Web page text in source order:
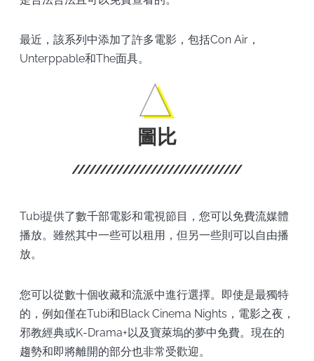
最近，該系列中添加了許多電影，包括Con Air，
Unterppable和The面具。
圖比
Tubi提供了數千部電影和電視節目，您可以免費流媒體
播放。雖然其中一些可以租用，但另一些則可以自由播
放。
您可以從數十個收藏和流派中進行選擇。即使是最獨特
的，例如僅在Tubi和Black Cinema Nights，電影之夜，
邪教經典或K-Drama+以及寶萊塢的夢中免費。現在的
趨勢和即將離開的部分也非常受歡迎。